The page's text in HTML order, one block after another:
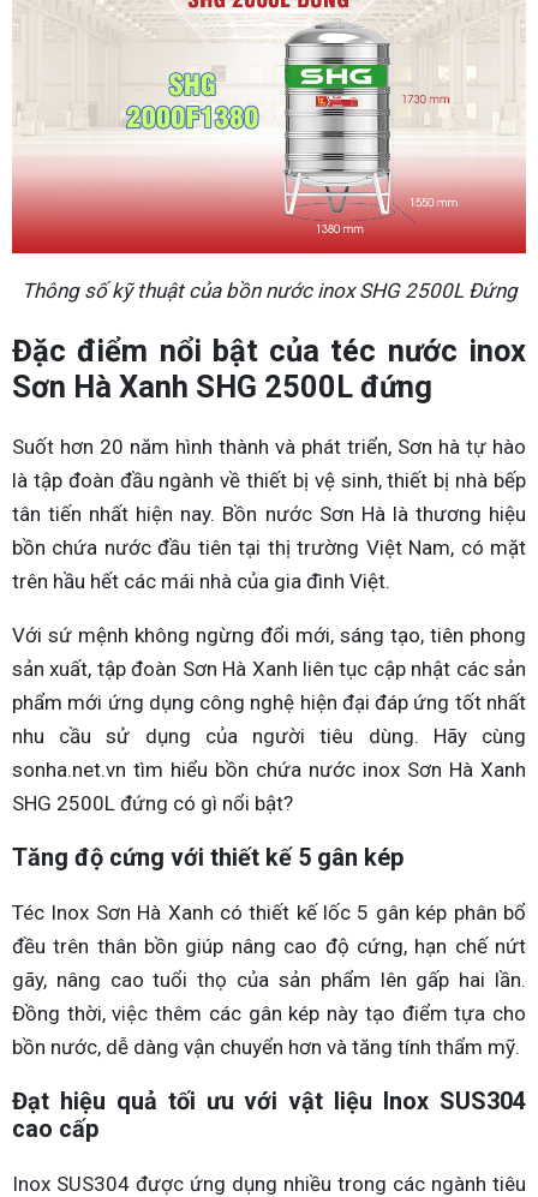
Thông số kỹ thuật của bồn nước inox SHG 2500L Đứng
Đặc điểm nổi bật của téc nước inox
Sơn Hà Xanh SHG 2500L đứng
Suốt hơn 20 năm hình thành và phát triển, Sơn hà tự hào
là tập đoàn đầu ngành về thiết bị vệ sinh, thiết bị nhà bếp
tân tiến nhất hiện nay. Bồn nước Sơn Hà là thương hiệu
bồn chứa nước đầu tiên tại thị trường Việt Nam, có mặt
trên hầu hết các mái nhà của gia đình Việt.
Với sứ mệnh không ngừng đổi mới, sáng tạo, tiên phong
sản xuất, tập đoàn Sơn Hà Xanh liên tục cập nhật các sản
phẩm mới ứng dụng công nghệ hiện đại đáp ứng tốt nhất
nhu cầu sử dụng của người tiêu dùng. Hãy cùng
sonha.net.vn tìm hiểu bồn chứa nước inox Sơn Hà Xanh
SHG 2500L đứng có gì nổi bật?
Tăng độ cứng với thiết kế 5 gân kép
Téc Inox Sơn Hà Xanh có thiết kế lốc 5 gân kép phân bổ
đều trên thân bồn giúp nâng cao độ cứng, hạn chế nứt
gãy, nâng cao tuổi thọ của sản phẩm lên gấp hai lần.
Đồng thời, việc thêm các gân kép này tạo điểm tựa cho
bồn nước, dễ dàng vận chuyển hơn và tăng tính thẩm mỹ.
Đạt hiệu quả tối ưu với vật liệu Inox SUS304
cao cấp
Inox SUS304 được ứng dụng nhiều trong các ngành tiêu